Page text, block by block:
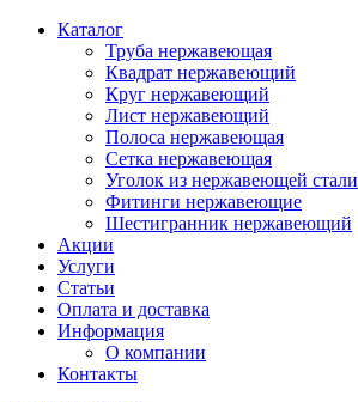
Каталог
Труба нержавеющая
Квадрат нержавеющий
Круг нержавеющий
Лист нержавеющий
Полоса нержавеющая
Сетка нержавеющая
Уголок из нержавеющей стали
Фитинги нержавеющие
Шестигранник нержавеющий
Акции
Услуги
Статьи
Оплата и доставка
Информация
О компании
Контакты